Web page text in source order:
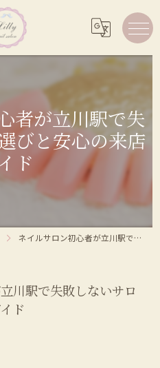
者が立川駅で失
びと安心の来店
ド
ネイルサロン初心者が立川駅で失敗しないサロン選びと安心の来店ガイド
川駅で失敗しないサロ
ド